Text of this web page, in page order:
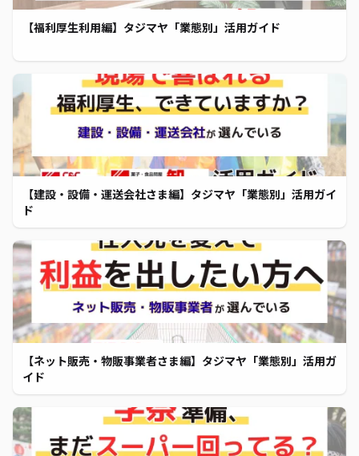
【福利厚生利用編】タジマヤ「業態別」活用ガイド
【建設・設備・運送会社さま編】タジマヤ「業態別」活用ガイ
ド
【ネット販売・物販事業者さま編】タジマヤ「業態別」活用ガ
イド